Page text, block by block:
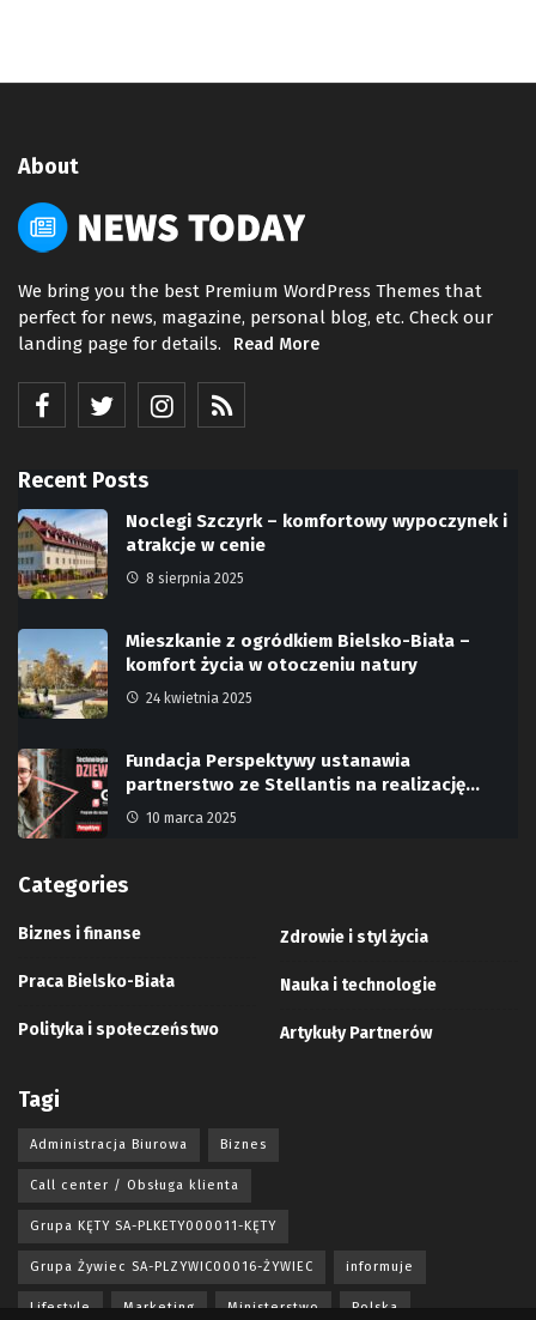
About
We bring you the best Premium WordPress Themes that
perfect for news, magazine, personal blog, etc. Check our
landing page for details.
Read More
Recent Posts
Noclegi Szczyrk – komfortowy wypoczynek i
atrakcje w cenie
8 sierpnia 2025
Mieszkanie z ogródkiem Bielsko-Biała –
komfort życia w otoczeniu natury
24 kwietnia 2025
Fundacja Perspektywy ustanawia
partnerstwo ze Stellantis na realizację…
10 marca 2025
Categories
Biznes i finanse
Praca Bielsko-Biała
Polityka i społeczeństwo
Zdrowie i styl życia
Nauka i technologie
Artykuły Partnerów
Tagi
Administracja Biurowa Biznes
Call center / Obsługa klienta
Grupa KĘTY SA-PLKETY000011-KĘTY
Grupa Żywiec SA-PLZYWIC00016-ŻYWIEC informuje
Lifestyle Marketing Ministerstwo Polska